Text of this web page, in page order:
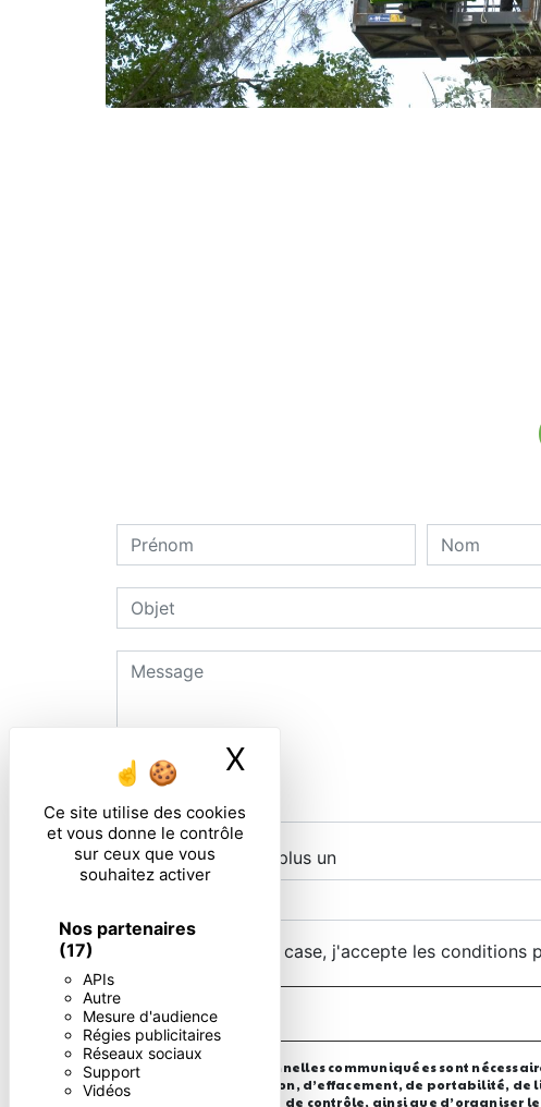
Ce site utilise des cookies
et vous donne le contrôle
sur ceux que vous
souhaitez activer
Nos partenaires
(17)
APIs
Autre
Mesure d'audience
Régies publicitaires
Réseaux sociaux
Support
Vidéos
X
Combien font trois plus un
En cochant cette case, j'accepte les
** Les données personnelles communiquées sont
d’accès, de rectification, d’effacement, de portabilité,
auprès d’une autorité de contrôle, ainsi que d’organiser